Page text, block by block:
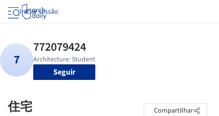
Iniciar sessão
Seguir
住宅 Compartilhar